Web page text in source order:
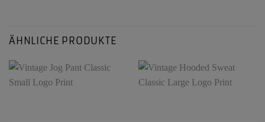
ÄHNLICHE PRODUKTE